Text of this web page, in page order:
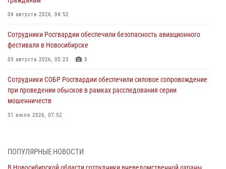
04 августа 2026, 04:52
Сотрудники Росгвардии обеспечили безопасность авиационного
фестиваля в Новосибирске
03 августа 2026, 05:23 3
Сотрудники СОБР Росгвардии обеспечили силовое сопровождение
при проведении обысков в рамках расследования серии
мошенничеств
31 июля 2026, 07:52
ПОПУЛЯРНЫЕ НОВОСТИ
В Новосибирской области сотрудники вневедомственной охраны